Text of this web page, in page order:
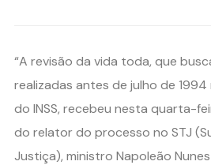
“A revisão da vida toda, que
realizadas antes de julho de
do INSS, recebeu nesta quarta-
do relator do processo no STJ
Justiça), ministro Napoleão Nunes